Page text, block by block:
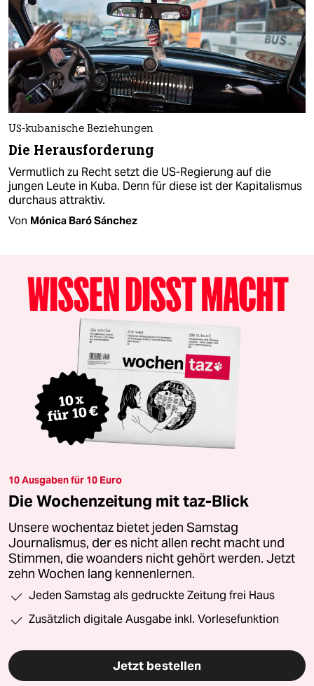
US-kubanische Beziehungen
Die Herausforderung
Vermutlich zu Recht setzt die US-Regierung auf die
jungen Leute in Kuba. Denn für diese ist der Kapitalismus
durchaus attraktiv.
Von Mónica Baró Sánchez
10 Ausgaben für 10 Euro
Die Wochenzeitung mit taz-Blick
Unsere wochentaz bietet jeden Samstag
Journalismus, der es nicht allen recht macht und
Stimmen, die woanders nicht gehört werden. Jetzt
zehn Wochen lang kennenlernen.
Jeden Samstag als gedruckte Zeitung frei Haus
Zusätzlich digitale Ausgabe inkl. Vorlesefunktion
Jetzt bestellen